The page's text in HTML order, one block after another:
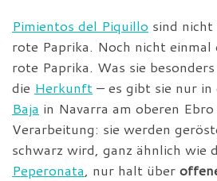
Pimientos del Piquillo sind
rote Paprika. Noch nicht einmal
rote Paprika. Was sie
die Herkunft – es gibt sie nur in
Baja in Navarra am oberen
Verarbeitung: sie werden
schwarz wird, ganz ähnlich wie
Peperonata, nur halt über